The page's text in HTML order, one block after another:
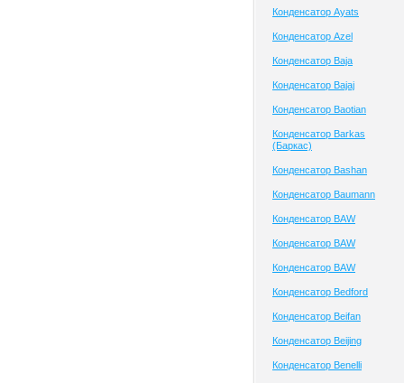
Конденсатор Ayats
Конденсатор Azel
Конденсатор Baja
Конденсатор Bajaj
Конденсатор Baotian
Конденсатор Barkas
(Баркас)
Конденсатор Bashan
Конденсатор Baumann
Конденсатор BAW
Конденсатор BAW
Конденсатор BAW
Конденсатор Bedford
Конденсатор Beifan
Конденсатор Beijing
Конденсатор Benelli